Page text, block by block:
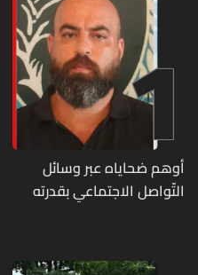
1
أوهم ضحاياه عبر وسائل
التّواصل الاجتماعي بقدرته
وقع ضحيّة أعماله؟